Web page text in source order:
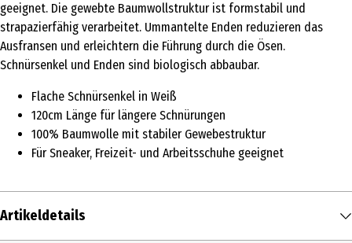
geeignet. Die gewebte Baumwollstruktur ist formstabil und
strapazierfähig verarbeitet. Ummantelte Enden reduzieren das
Ausfransen und erleichtern die Führung durch die Ösen.
Schnürsenkel und Enden sind biologisch abbaubar.
Flache Schnürsenkel in Weiß
120cm Länge für längere Schnürungen
100% Baumwolle mit stabiler Gewebestruktur
Für Sneaker, Freizeit- und Arbeitsschuhe geeignet
Artikeldetails